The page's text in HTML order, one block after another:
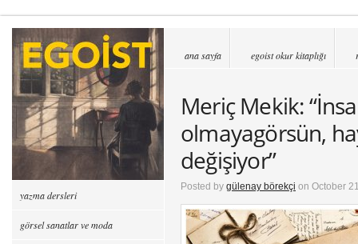
ana sayfa egoist okur kitaplığı
Meriç Mekik:
olmayagörsün,
değişiyor”
Posted by gülenay börekçi on October
yazma dersleri
görsel sanatlar ve moda